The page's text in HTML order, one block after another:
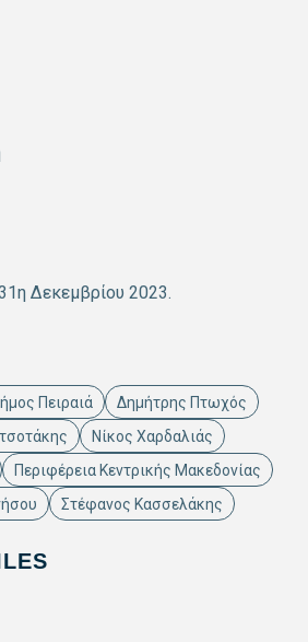
Δεκεμβρίου 2023.
Πειραιά
Δημήτρης Πτωχός
Νίκος Χαρδαλιάς
Περιφέρεια Κεντρικής Μακεδονίας
Στέφανος Κασσελάκης